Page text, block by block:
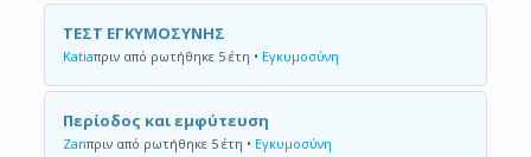
ΤΕΣΤ ΕΓΚΥΜΟΣΥΝΗΣ
Katiaπριν από ρωτήθηκε 5 έτη • Εγκυμοσύνη
Περίοδος και εμφύτευση
Zanπριν από ρωτήθηκε 5 έτη • Εγκυμοσύνη